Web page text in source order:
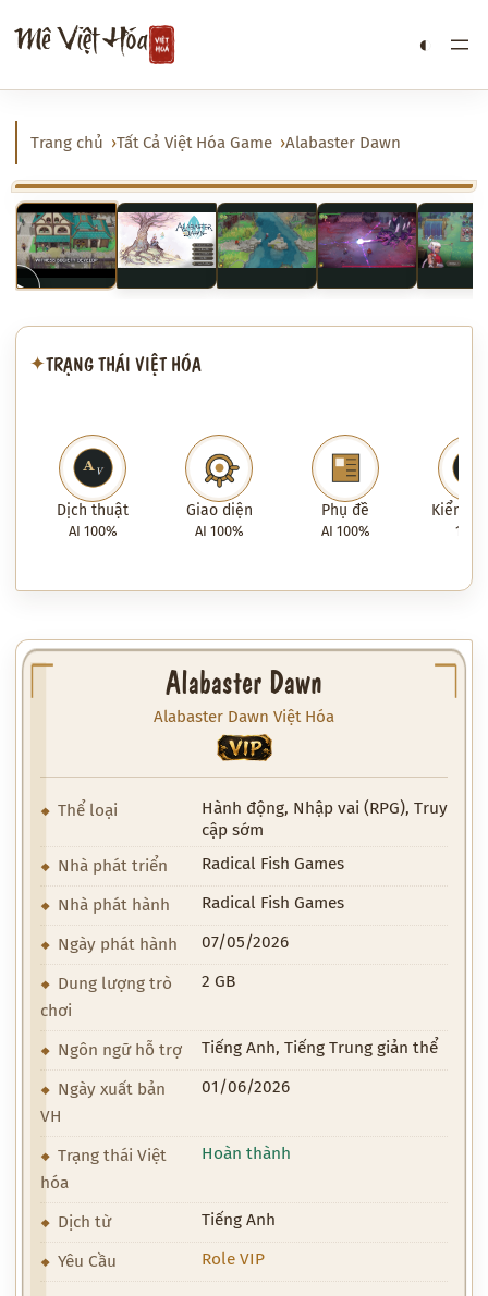
đến
nội
dung
Mê Việt Hóa ◐
Trang chủ Tất Cả Việt Hóa Game Alabaster Dawn
Phát video
‹ ›
▶
✦TRẠNG THÁI VIỆT HÓA
Dịch thuật
AI 100%
Giao diện
AI 100%
Phụ đề
AI 100%
Kiểm
100%
Alabaster Dawn
Alabaster Dawn Việt Hóa
VIP
Thể loại
Hành động, Nhập vai (RPG), Truy
cập sớm
Nhà phát triển
Radical Fish Games
Nhà phát hành Radical Fish Games
Ngày phát hành 07/05/2026
Dung lượng trò
chơi
2 GB
Ngôn ngữ hỗ trợ Tiếng Anh, Tiếng Trung giản thể
Ngày xuất bản
VH
01/06/2026
Trạng thái Việt
hóa
Hoàn thành
Dịch từ Tiếng Anh
Yêu Cầu Role VIP